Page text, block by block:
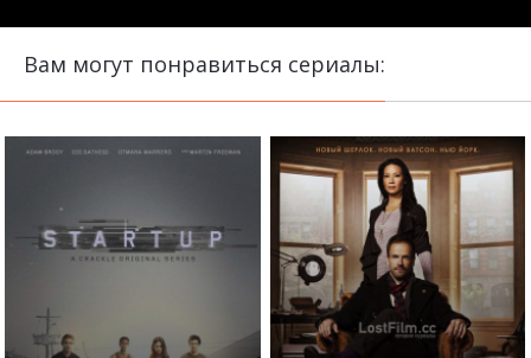
Вам могут понравиться сериалы: